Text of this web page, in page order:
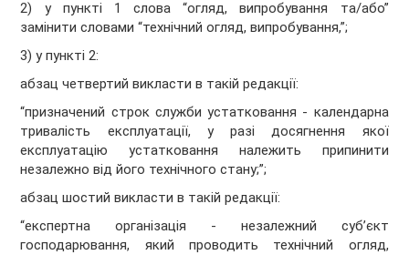
2) у пункті 1 слова “огляд, випробування та/або”
замінити словами “технічний огляд, випробування,”;
3) у пункті 2:
абзац четвертий викласти в такій редакції:
“призначений строк служби устатковання - календарна
тривалість експлуатації, у разі досягнення якої
експлуатацію устатковання належить припинити
незалежно від його технічного стану;”;
абзац шостий викласти в такій редакції:
“експертна організація - незалежний суб’єкт
господарювання, який проводить технічний огляд,